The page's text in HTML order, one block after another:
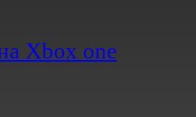
Xbox one